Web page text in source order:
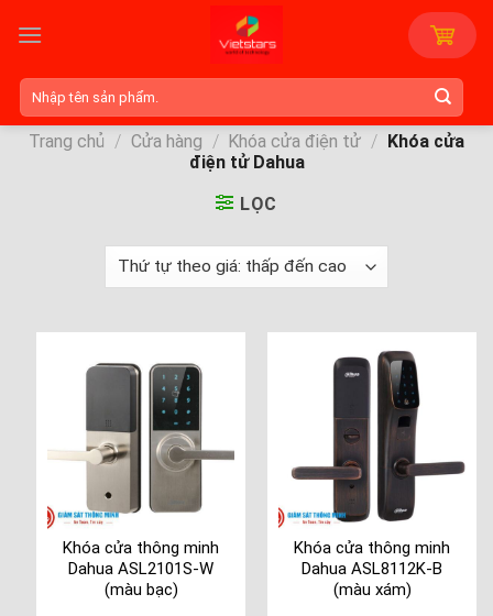
Tìm
kiếm:
Trang chủ / Cửa hàng / Khóa cửa điện tử / Khóa cửa
điện tử Dahua
LỌC
Khóa cửa thông minh
Dahua ASL2101S-W
(màu bạc)
Khóa cửa thông minh
Dahua ASL8112K-B
(màu xám)